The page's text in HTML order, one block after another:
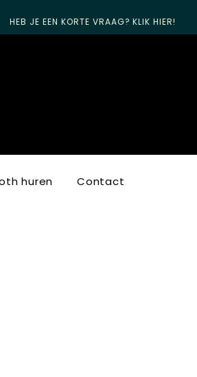
HEB JE EEN KORTE VRAAG? KLIK HIER!
huren Contact